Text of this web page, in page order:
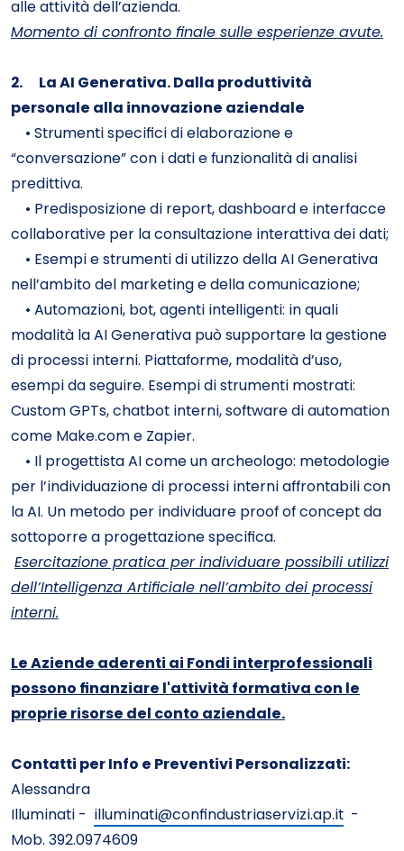
alle attività dell’azienda.
Momento di confronto finale sulle esperienze avute.
2.
La AI Generativa. Dalla produttività
personale alla innovazione aziendale
• Strumenti specifici di elaborazione e
“conversazione” con i dati e funzionalità di analisi
predittiva.
• Predisposizione di report, dashboard e interfacce
collaborative per la consultazione interattiva dei dati;
• Esempi e strumenti di utilizzo della AI Generativa
nell’ambito del marketing e della comunicazione;
• Automazioni, bot, agenti intelligenti: in quali
modalità la AI Generativa può supportare la gestione
di processi interni. Piattaforme, modalità d’uso,
esempi da seguire. Esempi di strumenti mostrati:
Custom GPTs, chatbot interni, software di automation
come Make.com e Zapier.
• Il progettista AI come un archeologo: metodologie
per l’individuazione di processi interni affrontabili con
la AI. Un metodo per individuare proof of concept da
sottoporre a progettazione specifica.
Esercitazione pratica per individuare possibili utilizzi
dell’Intelligenza Artificiale nell’ambito dei processi
interni.
Le Aziende aderenti ai Fondi interprofessionali
possono finanziare l'attività formativa con le
proprie risorse del conto aziendale.
Contatti per Info e Preventivi Personalizzati:
Alessandra
Illuminati - illuminati@confindustriaservizi.ap.it -
Mob. 392.0974609